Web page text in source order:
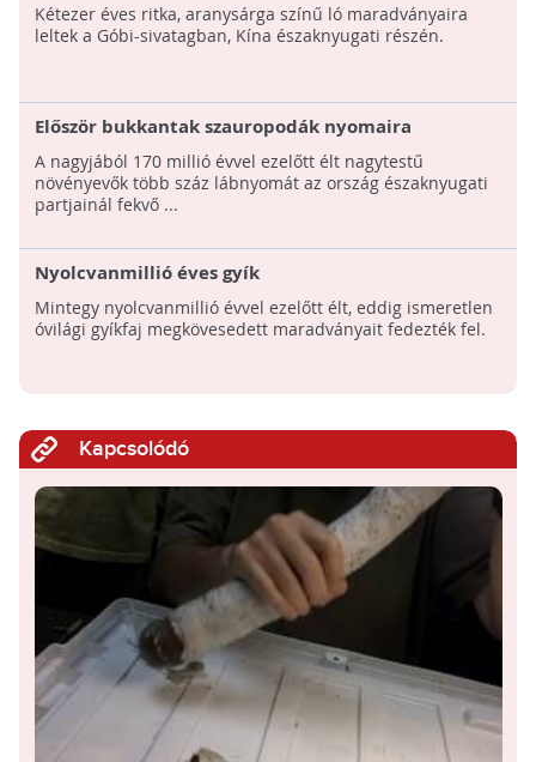
Kétezer éves ritka, aranysárga színű ló maradványaira
leltek a Góbi-sivatagban, Kína északnyugati részén.
Először bukkantak szauropodák nyomaira
Skóciában: lábnyomokat találtak
A nagyjából 170 millió évvel ezelőtt élt nagytestű
növényevők több száz lábnyomát az ország északnyugati
partjainál fekvő ...
Nyolcvanmillió éves gyík
Mintegy nyolcvanmillió évvel ezelőtt élt, eddig ismeretlen
óvilági gyíkfaj megkövesedett maradványait fedezték fel.
Kapcsolódó